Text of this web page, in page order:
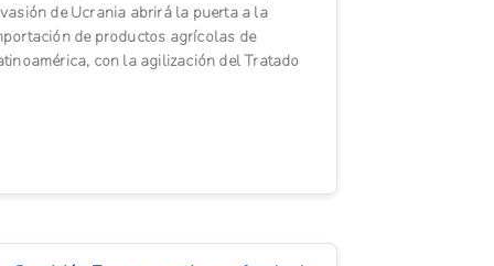
de Ucrania abrirá la puerta a la
de productos agrícolas de
con la agilización del Tratado